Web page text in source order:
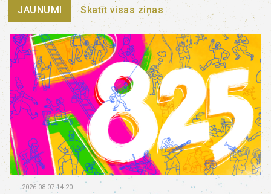
JAUNUMI Skatīt visas ziņas
2026-08-07 14:20